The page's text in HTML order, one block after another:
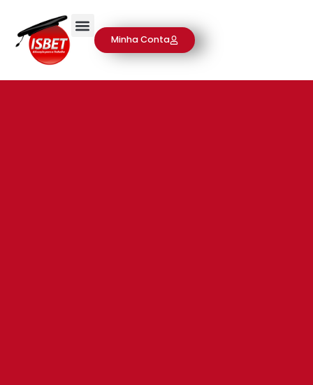
Minha Conta